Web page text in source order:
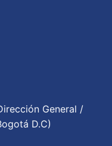
General /
D.C)